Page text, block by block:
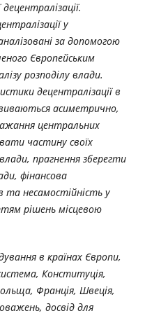
у
за допомогою
Європейським
розподілу влади.
децентралізації в
асиметрично,
центральних
частину своїх
прагнення зберегти
фінансова
та несамостійність у
рішень місцевою
в країнах Європи,
Конституція,
Франція, Швеція,
досвід для